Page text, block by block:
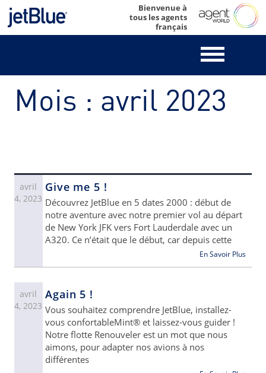
Skip
content
Bienvenue à
tous les agents
français
Mois : avril 2023
avril
4, 2023
Give me 5 !
Découvrez JetBlue en 5 dates 2000 : début de
notre aventure avec notre premier vol au départ
de New York JFK vers Fort Lauderdale avec un
A320. Ce n’était que le début, car depuis cette
En Savoir Plus
avril
4, 2023
Again 5 !
Vous souhaitez comprendre JetBlue, installez-
vous confortableMint® et laissez-vous guider !
Notre flotte Renouveler est un mot que nous
aimons, pour adapter nos avions à nos
différentes